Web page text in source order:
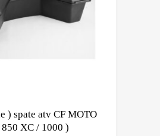
) spate atv CF MOTO
XC / 1000 )